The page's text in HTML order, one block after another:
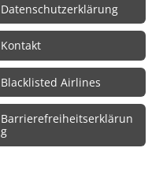
Datenschutzerklärung
Kontakt
Blacklisted Airlines
Barrierefreiheitserklärun
g